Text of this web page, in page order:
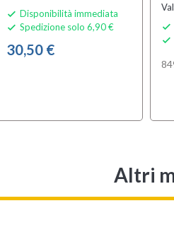
 Disponibilità immediata
 Spedizione solo 6,90 €
30,50 €


Altri